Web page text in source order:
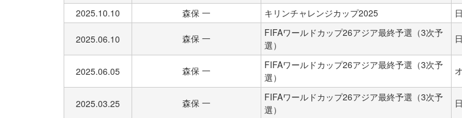
2025.10.10
森保 一 キリンチャレンジカップ2025
2025.06.10 森保 一
FIFAワールドカップ26アジア最終予選（3次予
選）
2025.06.05 森保 一
FIFAワールドカップ26アジア最終予選（3次予
選）
2025.03.25 森保 一
FIFAワールドカップ26アジア最終予選（3次予
選）